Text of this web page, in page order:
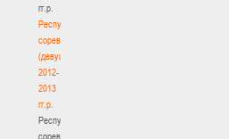
гг.р.
Республиканские
соревнования
(девушки)
2012-
2013
гг.р.
Республиканские
соревнования